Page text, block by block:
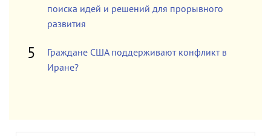
поиска идей и решений для прорывного
развития
Граждане США поддерживают конфликт в
Иране?